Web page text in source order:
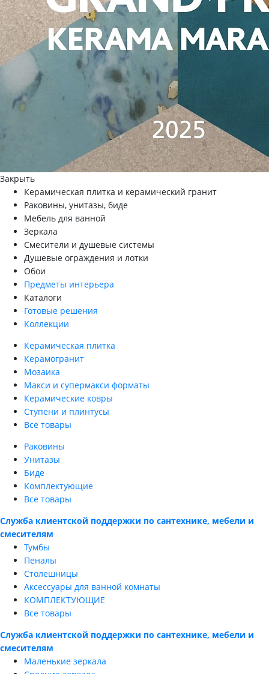
Закрыть
Керамическая плитка и керамический гранит
Раковины, унитазы, биде
Мебель для ванной
Зеркала
Смесители и душевые системы
Душевые ограждения и лотки
Обои
Предметы интерьера
Каталоги
Готовые решения
Коллекции
Керамическая плитка
Керамогранит
Мозаика
Макси и супермакси форматы
Керамические ковры
Ступени и плинтусы
Все товары
Раковины
Унитазы
Биде
Комплектующие
Все товары
Служба клиентской поддержки по сантехнике, мебели и
смесителям
Тумбы
Пеналы
Столешницы
Аксессуары для ванной комнаты
КОМПЛЕКТУЮЩИЕ
Все товары
Служба клиентской поддержки по сантехнике, мебели и
смесителям
Маленькие зеркала